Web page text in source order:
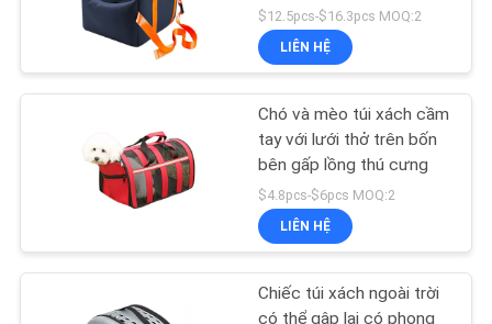
YÊU
CẦU
BLOG/NEWS
Dây kéo vật nuôi
Vòng cổ huấn luyện
42
di động có thể tháo rời
cho nhỏ và vừa
$12.5pcs-$16.3pcs MOQ:2
LIÊN HỆ
Chó và mèo túi xách cầm
tay với lưới thở trên bốn
bên gấp lồng thú cưng
$4.8pcs-$6pcs MOQ:2
LIÊN HỆ
Chiếc túi xách ngoài trời
có thể gập lại có phong